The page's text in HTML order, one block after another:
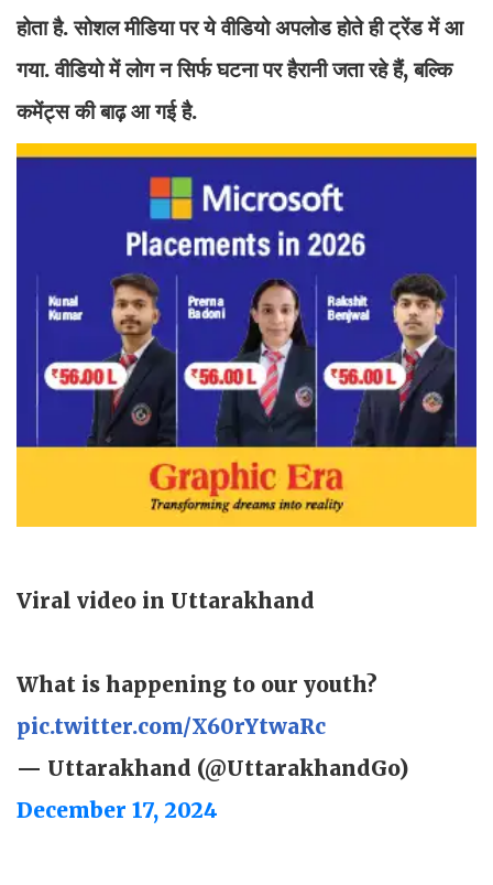
होता है. सोशल मीडिया पर ये वीडियो अपलोड होते ही ट्रेंड में आ
गया. वीडियो में लोग न सिर्फ घटना पर हैरानी जता रहे हैं, बल्कि
कमेंट्स की बाढ़ आ गई है.
Viral video in Uttarakhand
What is happening to our youth?
pic.twitter.com/X60rYtwaRc
— Uttarakhand (@UttarakhandGo)
December 17, 2024